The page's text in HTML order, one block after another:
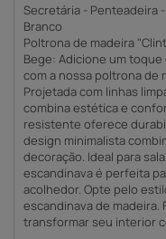
Secretária - Penteadeira
Branco
Poltrona de madeira
Bege: Adicione um
com a nossa poltrona de
Projetada com linhas
combina estética e
resistente oferece
design minimalista
decoração. Ideal para
escandinava é perfeita
acolhedor. Opte pelo
escandinava de madeira.
transformar seu interior